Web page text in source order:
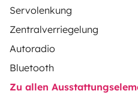
Servolenkung
Zentralverriegelung
Autoradio
Bluetooth
Zu allen